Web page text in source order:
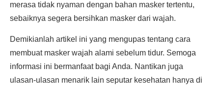
merasa tidak nyaman dengan bahan masker tertentu,
sebaiknya segera bersihkan masker dari wajah.
Demikianlah artikel ini yang mengupas tentang cara
membuat masker wajah alami sebelum tidur. Semoga
informasi ini bermanfaat bagi Anda. Nantikan juga
ulasan-ulasan menarik lain seputar kesehatan hanya di